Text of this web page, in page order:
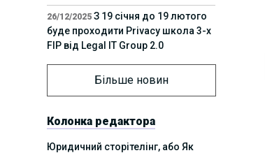
26/12/2025 З 19 січня до 19 лютого
буде проходити Privacy школа 3-х
FIP від Legal IT Group 2.0
12 грудня пройде
приватність у 2026. Очікувані
Більше новин
Колонка редактора
Юридичний сторітелінг, або Як